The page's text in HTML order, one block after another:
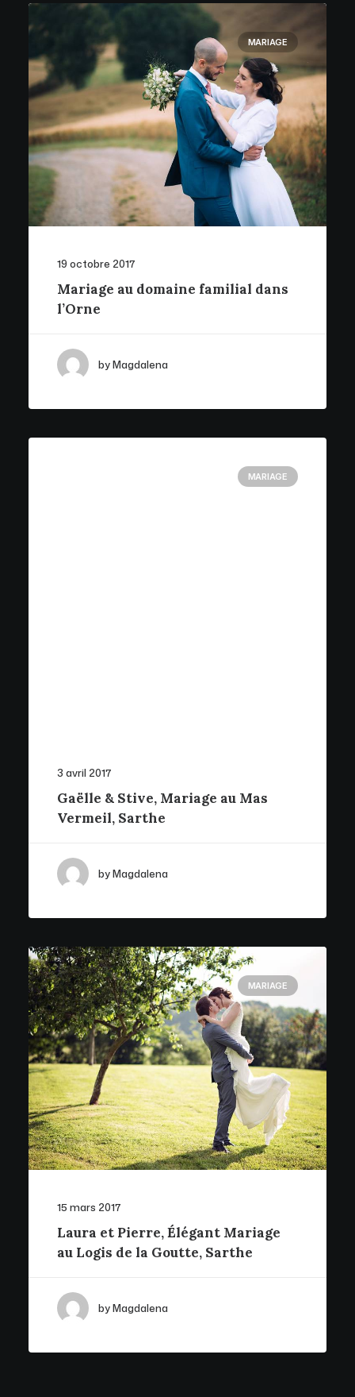
MARIAGE
19 octobre 2017
Mariage au domaine familial dans
l’Orne
by Magdalena
MARIAGE
3 avril 2017
Gaëlle & Stive, Mariage au Mas
Vermeil, Sarthe
by Magdalena
MARIAGE
15 mars 2017
Laura et Pierre, Élégant Mariage
au Logis de la Goutte, Sarthe
by Magdalena